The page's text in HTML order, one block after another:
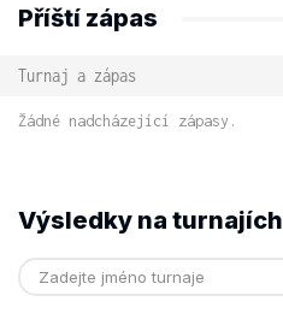
Příští zápas
Turnaj a zápas
Žádné nadcházející zápasy.
Výsledky na turnajích